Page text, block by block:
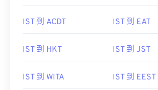
IST 到 ACDT IST 到 EAT
IST 到 HKT IST 到 JST
IST 到 WITA IST 到 EEST